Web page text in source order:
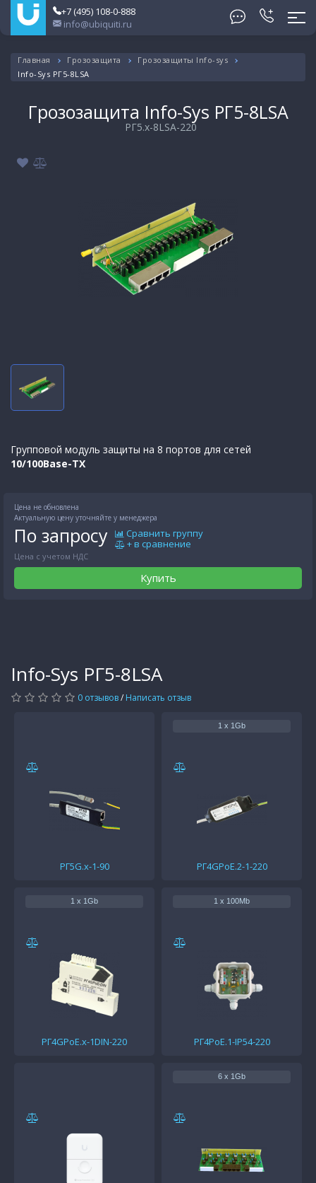
+7 (495) 108-0-888
info@ubiquiti.ru
Главная Грозозащита
Грозозащиты Info-sys
Info-Sys РГ5-8LSA
Грозозащита Info-Sys РГ5-8LSA
РГ5.х-8LSA-220
Групповой модуль защиты на 8 портов для сетей
10/100Base-TX
Цена не обновлена
Актуальную цену уточняйте у менеджера
По запросу
Цена с учетом НДС
Сравнить группу
+ в сравнение
Купить
Info-Sys РГ5-8LSA
0 отзывов/ Написать отзыв
РГ5G.х-1-90
1 x 1Gb
РГ4GPoE.2-1-220
1 x 1Gb
РГ4GPoE.x-1DIN-220
1 x 100Mb
РГ4PoE.1-IP54-220
6 x 1Gb